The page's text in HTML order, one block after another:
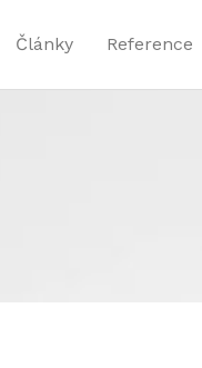
Články Reference